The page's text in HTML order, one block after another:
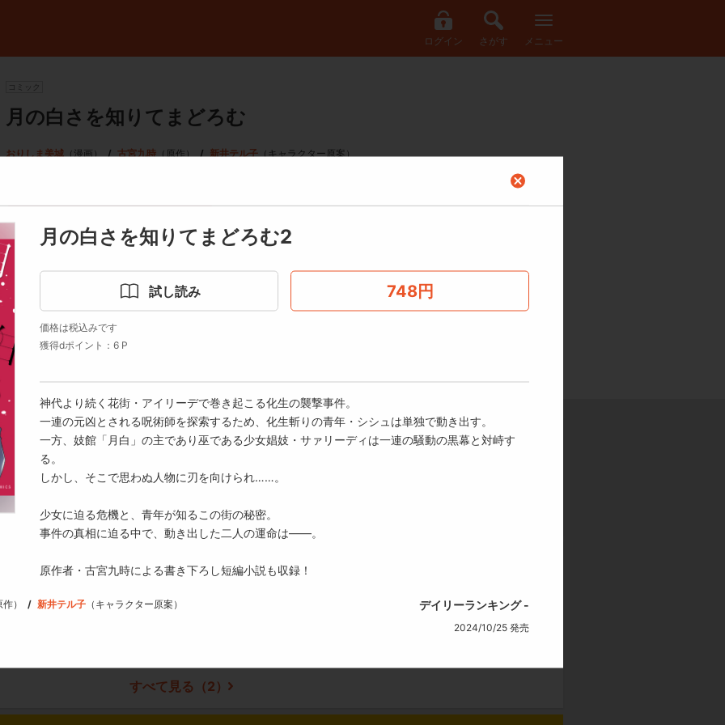
ログイン さがす メニュー
コミック
月の白さを知りてまどろむ
おりしま美城（漫画） 古宮九時（原作） 新井テル子（キャラクター原案）
穢れた気から生まれ災いをなす妖物「化生」を狩る「化生斬り」の堅物青年・シシュ。
神話正統の妓館「月白」の主で「化生」を捕らえる巫女でもある少女娼妓・サァリーディ（サァリ）。
神に捧げられた享楽街で出会い、共に「化生」と対峙するなかで二人は互いを知っていく。
「月白」の主として、いつかは生涯でただ一人の「客」を選ばねばならないサァリ。
心揺れる彼女にシシュは……。
一方、彼らの背後には街を巡っての闇深い悪意と策謀が忍び寄っていた―――。
原作者・古宮九時による書き下ろし短編小説も収録！
もっと見る
デイリーランキング -
ドリコム
1
すべて見る（2 ）
月の白さを知りてまどろむ2
試し読み 748円
価格は税込みです
獲得dポイント：6 P
神代より続く花街・アイリーデで巻き起こる化生の襲撃事件。
一連の元凶とされる呪術師を探索するため、化生斬りの青年・シシュは単独で動き出す。
一方、妓館「月白」の主であり巫である少女娼妓・サァリーディは一連の騒動の黒幕と対峙す
る。
しかし、そこで思わぬ人物に刃を向けられ……。
少女に迫る危機と、青年が知るこの街の秘密。
事件の真相に迫る中で、動き出した二人の運命は――。
原作者・古宮九時による書き下ろし短編小説も収録！
） 新井テル子 （キャラクター原案） デイリーランキング -
2024/10/25 発売